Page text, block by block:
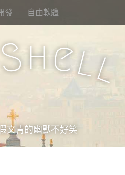
發 自由軟體
Shell
文青的幽默不好笑